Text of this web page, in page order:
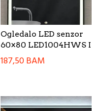
Ogledalo LED senzor
60×80 LED1004HWS I
187,50BAM